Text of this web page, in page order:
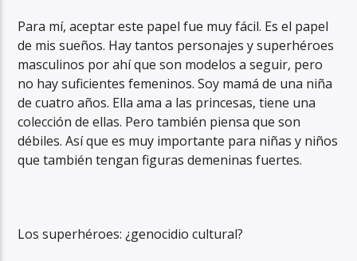
Para mí, aceptar este papel fue muy fácil. Es el papel
de mis sueños. Hay tantos personajes y superhéroes
masculinos por ahí que son modelos a seguir, pero
no hay suficientes femeninos. Soy mamá de una niña
de cuatro años. Ella ama a las princesas, tiene una
colección de ellas. Pero también piensa que son
débiles. Así que es muy importante para niñas y niños
que también tengan figuras demeninas fuertes.
Los superhéroes: ¿genocidio cultural?